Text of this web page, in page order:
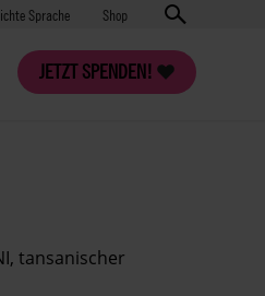
Sprache Shop
JETZT SPENDEN!
tansanischer